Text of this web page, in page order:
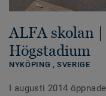
ALFA skolan |
Högstadium
NYKÖPING ,SVERIGE
I augusti 2014